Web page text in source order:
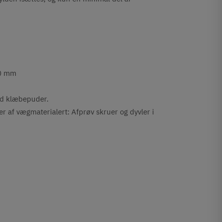
mm
klæbepuder.
af vægmaterialert: Afprøv skruer og dyvler i